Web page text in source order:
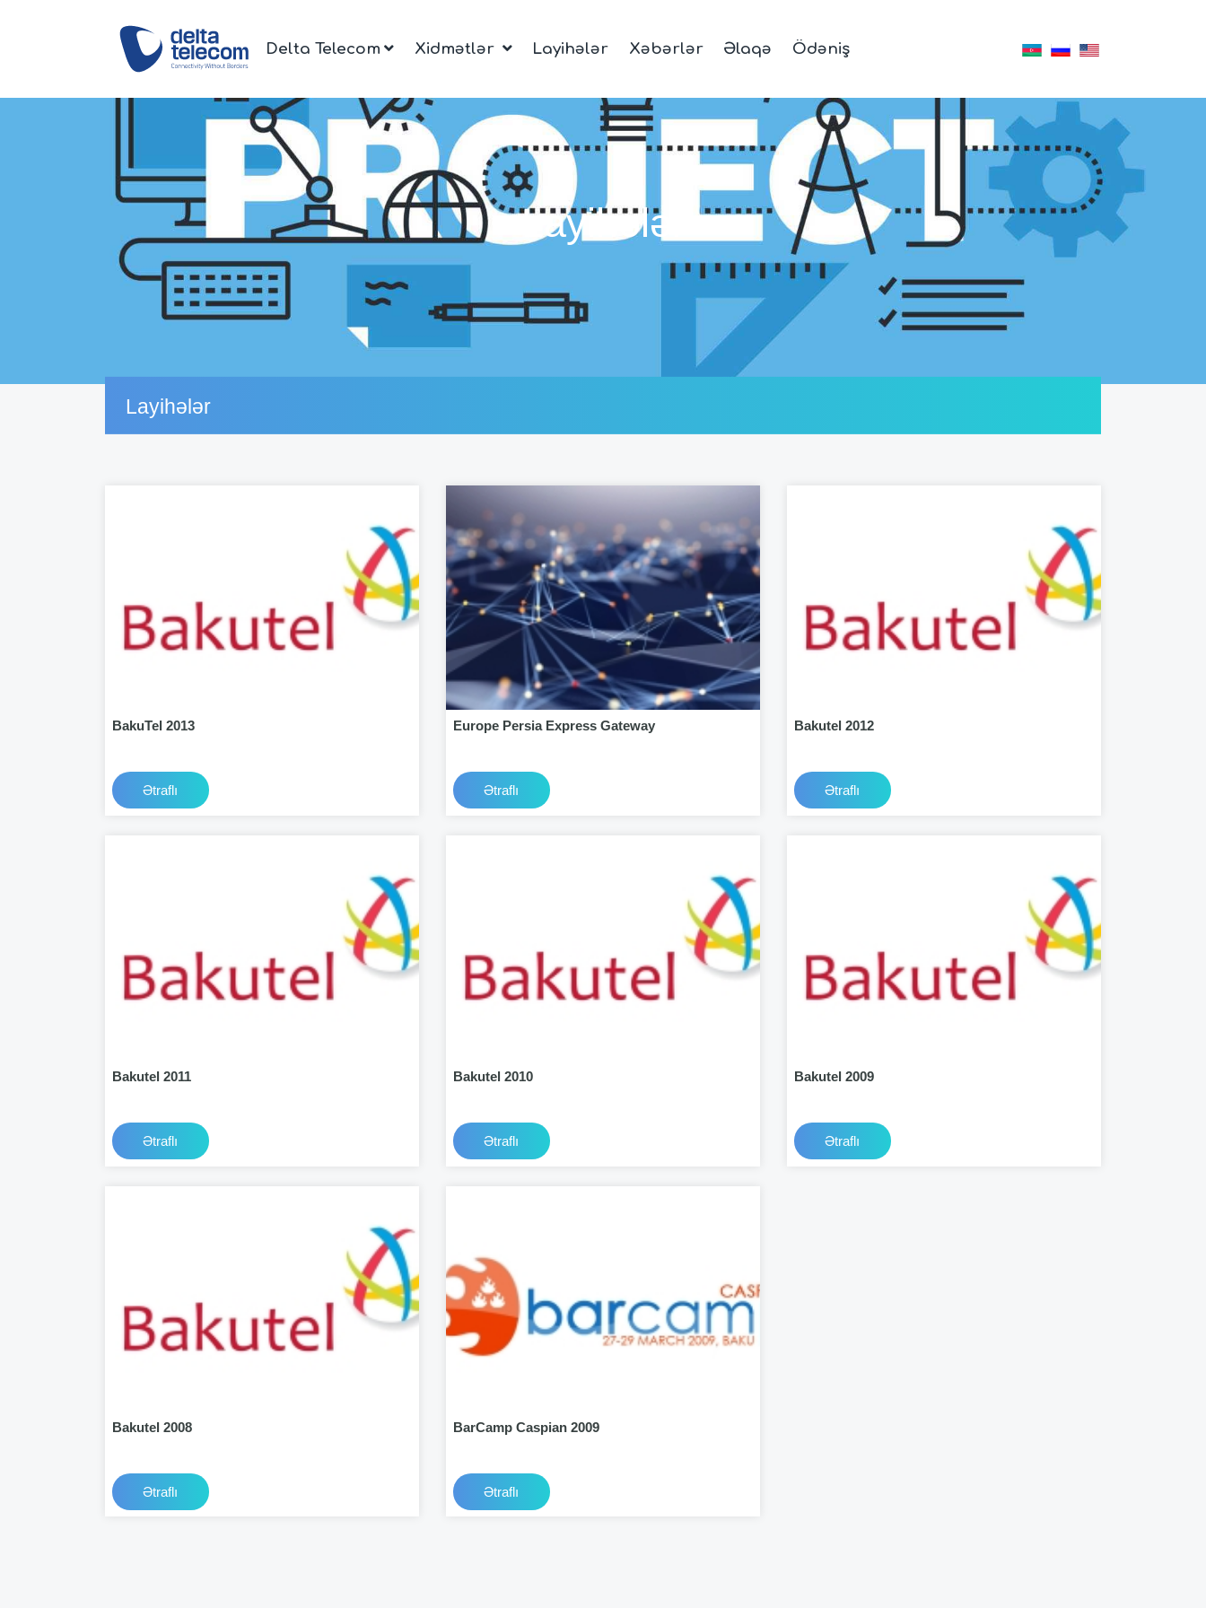
Delta Telecom Xidmətlər Layihələr Xəbərlər Əlaqə Ödəniş
Layihələr
Layihələr
BakuTel 2013
Ətraflı
Europe Persia Express Gateway
Ətraflı
Bakutel 2012
Ətraflı
Bakutel 2011
Ətraflı
Bakutel 2010
Ətraflı
Bakutel 2009
Ətraflı
Bakutel 2008
Ətraflı
BarCamp Caspian 2009
Ətraflı